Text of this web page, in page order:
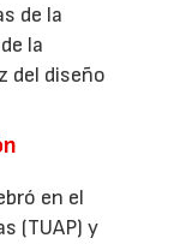
de la
la
del diseño
en el
(TUAP) y